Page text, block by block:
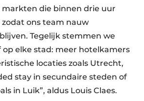
markten die binnen drie uur
ons team nauw
Tegelijk stemmen we
op elke stad: meer hotelkamers
locaties zoals Utrecht,
stay in secundaire steden of
in Luik”, aldus Louis Claes.